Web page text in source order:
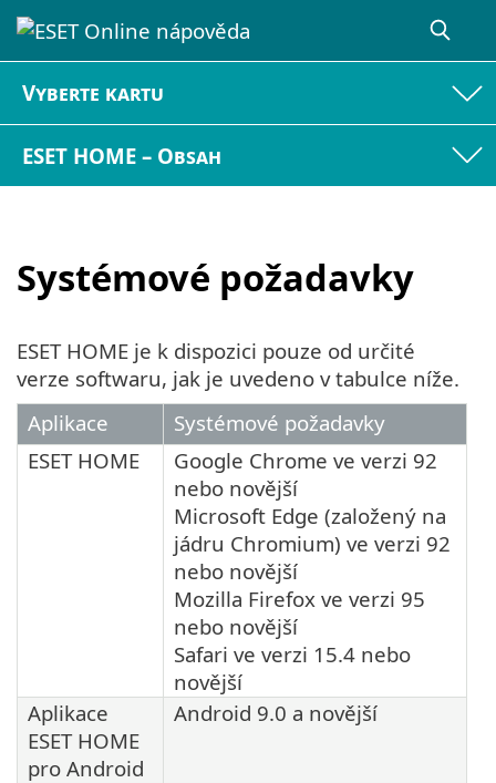
Vyberte kartu
ESET HOME – Obsah
Systémové požadavky
ESET HOME je k dispozici pouze od určité
verze softwaru, jak je uvedeno v tabulce níže.
Aplikace
Systémové požadavky
ESET HOME
Google Chrome ve verzi 92
nebo novější
Microsoft Edge (založený na
jádru Chromium) ve verzi 92
nebo novější
Mozilla Firefox ve verzi 95
nebo novější
Safari ve verzi 15.4 nebo
novější
Aplikace
ESET HOME
pro Android
Android 9.0 a novější